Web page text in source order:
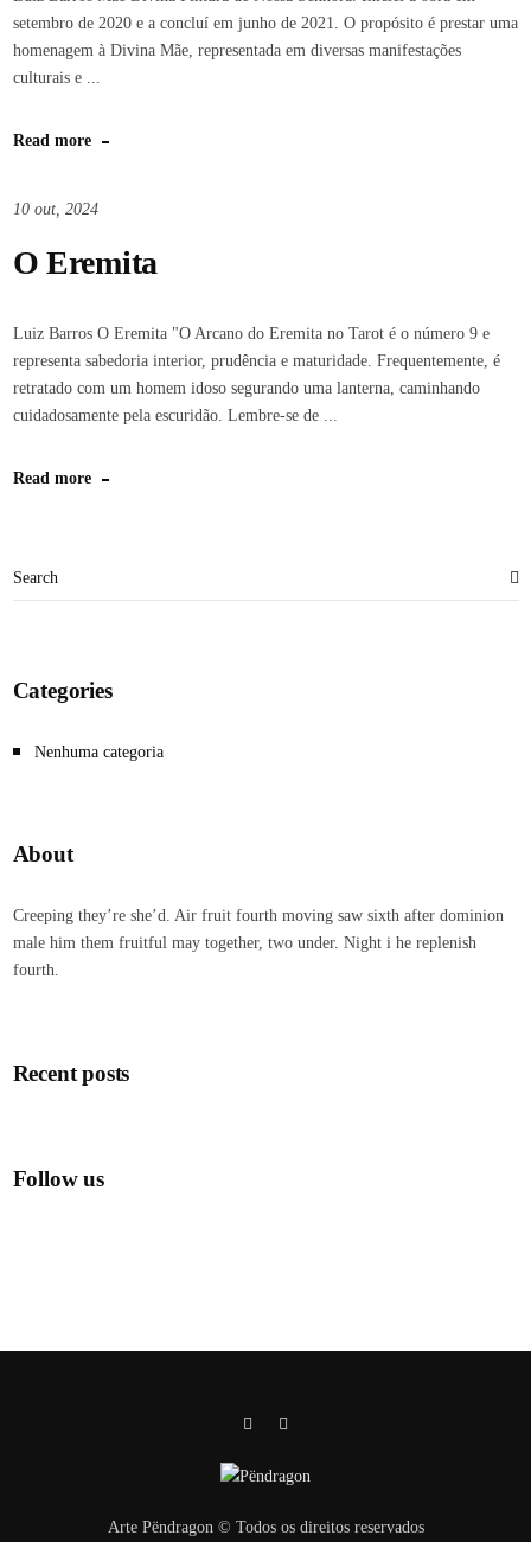
setembro de 2020 e a concluí em junho de 2021. O propósito é prestar uma
homenagem à Divina Mãe, representada em diversas manifestações
culturais e ...
Read more
10 out, 2024
O Eremita
Luiz Barros O Eremita "O Arcano do Eremita no Tarot é o número 9 e
representa sabedoria interior, prudência e maturidade. Frequentemente, é
retratado com um homem idoso segurando uma lanterna, caminhando
cuidadosamente pela escuridão. Lembre-se de ...
Read more
Categories
Nenhuma categoria
About
Creeping they’re she’d. Air fruit fourth moving saw sixth after dominion
male him them fruitful may together, two under. Night i he replenish
fourth.
Recent posts
Follow us
Arte Pëndragon © Todos os direitos reservados